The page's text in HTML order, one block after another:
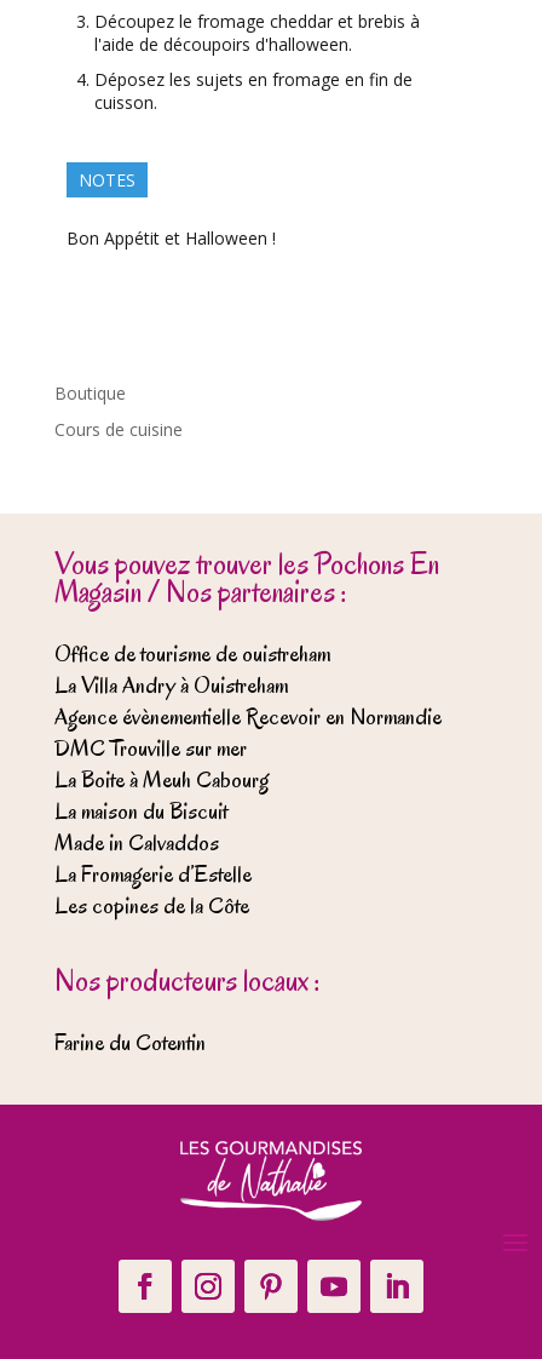
Découpez le fromage cheddar et brebis à
l'aide de découpoirs d'halloween.
Déposez les sujets en fromage en fin de
cuisson.
NOTES
Bon Appétit et Halloween !
Boutique
Cours de cuisine
Vous pouvez trouver les Pochons En
Magasin / Nos partenaires :
Office de tourisme de ouistreham
La Villa Andry à Ouistreham
Agence évènementielle Recevoir en Normandie
DMC Trouville sur mer
La Boite à Meuh Cabourg
La maison du Biscuit
Made in Calvaddos
La Fromagerie d’Estelle
Les copines de la Côte
Nos producteurs locaux :
Farine du Cotentin